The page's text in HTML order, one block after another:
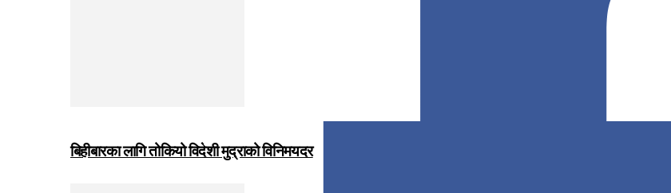
बिहीबारका लागि तोकियो विदेशी मुद्राको विनिमयदर